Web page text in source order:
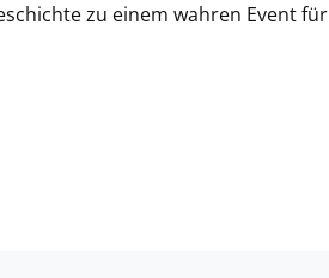
zu einem wahren Event für